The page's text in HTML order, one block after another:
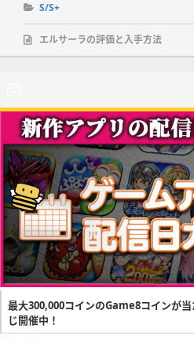
S/S+
エルサーラの評価と入手方法
最大300,000コインのGame8コインが
じ開催中！